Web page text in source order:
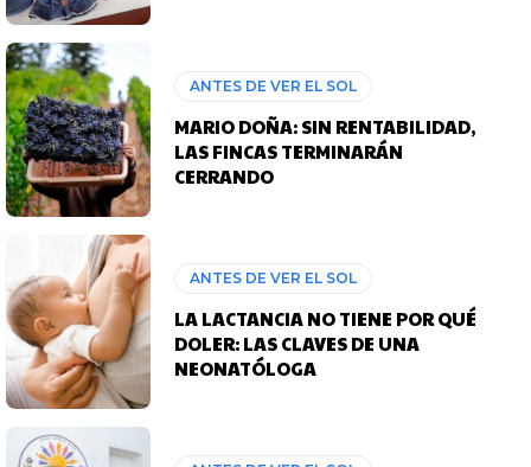
ANTES DE VER EL SOL
MARIO DOÑA: SIN RENTABILIDAD,
LAS FINCAS TERMINARÁN
CERRANDO
ANTES DE VER EL SOL
LA LACTANCIA NO TIENE POR QUÉ
DOLER: LAS CLAVES DE UNA
NEONATÓLOGA